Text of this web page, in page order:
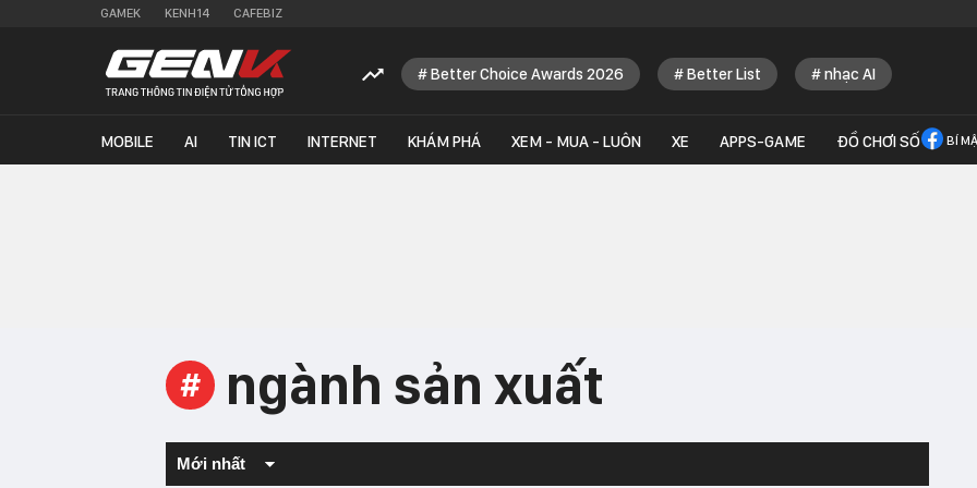
GAMEK KENH14 CAFEBIZ
Better Choice Awards 2026 Better List nhạc AI
MOBILE AI TIN ICT INTERNET KHÁM PHÁ XEM - MUA - LUÔN XE APPS-GAME ĐỒ CHƠI SỐ BÍ
# ngành sản xuất
Mới nhất